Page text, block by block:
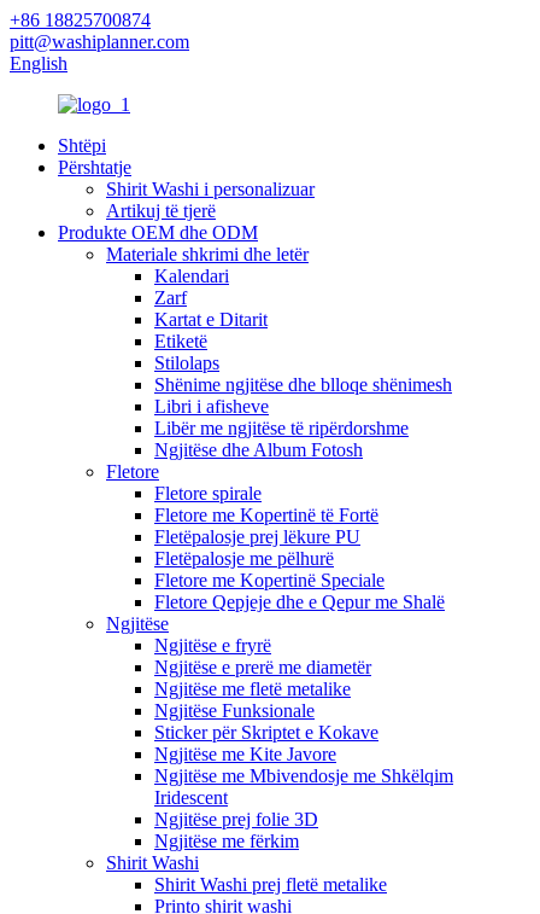
+86 18825700874
pitt@washiplanner.com
English
Shtëpi
Përshtatje
Shirit Washi i personalizuar
Artikuj të tjerë
Produkte OEM dhe ODM
Materiale shkrimi dhe letër
Kalendari
Zarf
Kartat e Ditarit
Etiketë
Stilolaps
Shënime ngjitëse dhe blloqe shënimesh
Libri i afisheve
Libër me ngjitëse të ripërdorshme
Ngjitëse dhe Album Fotosh
Fletore
Fletore spirale
Fletore me Kopertinë të Fortë
Fletëpalosje prej lëkure PU
Fletëpalosje me pëlhurë
Fletore me Kopertinë Speciale
Fletore Qepjeje dhe e Qepur me Shalë
Ngjitëse
Ngjitëse e fryrë
Ngjitëse e prerë me diametër
Ngjitëse me fletë metalike
Ngjitëse Funksionale
Sticker për Skriptet e Kokave
Ngjitëse me Kite Javore
Ngjitëse me Mbivendosje me Shkëlqim
Iridescent
Ngjitëse prej folie 3D
Ngjitëse me fërkim
Shirit Washi
Shirit Washi prej fletë metalike
Printo shirit washi